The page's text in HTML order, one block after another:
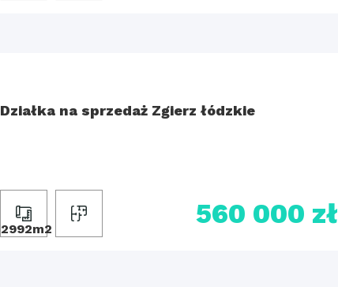
Działka na sprzedaż Zgierz łódzkie
2992m2 560 000 zł